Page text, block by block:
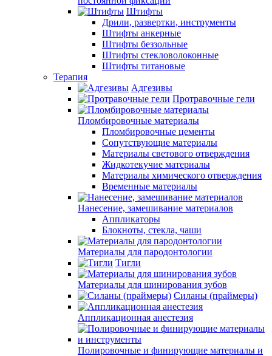
Штифты
Дрили, развертки, инструменты
Штифты анкерные
Штифты беззольные
Штифты стекловолоконные
Штифты титановые
Терапия
Адгезивы
Протравочные гели
Пломбировочные материалы
Пломбировочные цементы
Сопутствующие материалы
Материалы светового отверждения
Жидкотекучие материалы
Материалы химического отверждения
Временные материалы
Нанесение, замешивание материалов
Аппликаторы
Блокноты, стекла, чаши
Материалы для пародонтологии
Тигли
Материалы для шинирования зубов
Силаны (праймеры)
Аппликационная анестезия
Полировочные и финирующие материалы и